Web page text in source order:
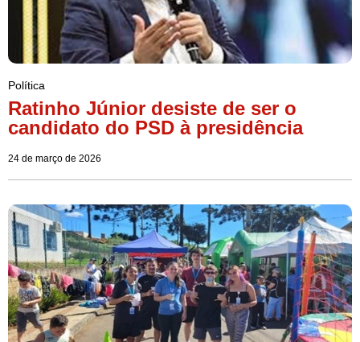
Política
Ratinho Júnior desiste de ser o
candidato do PSD à presidência
24 de março de 2026